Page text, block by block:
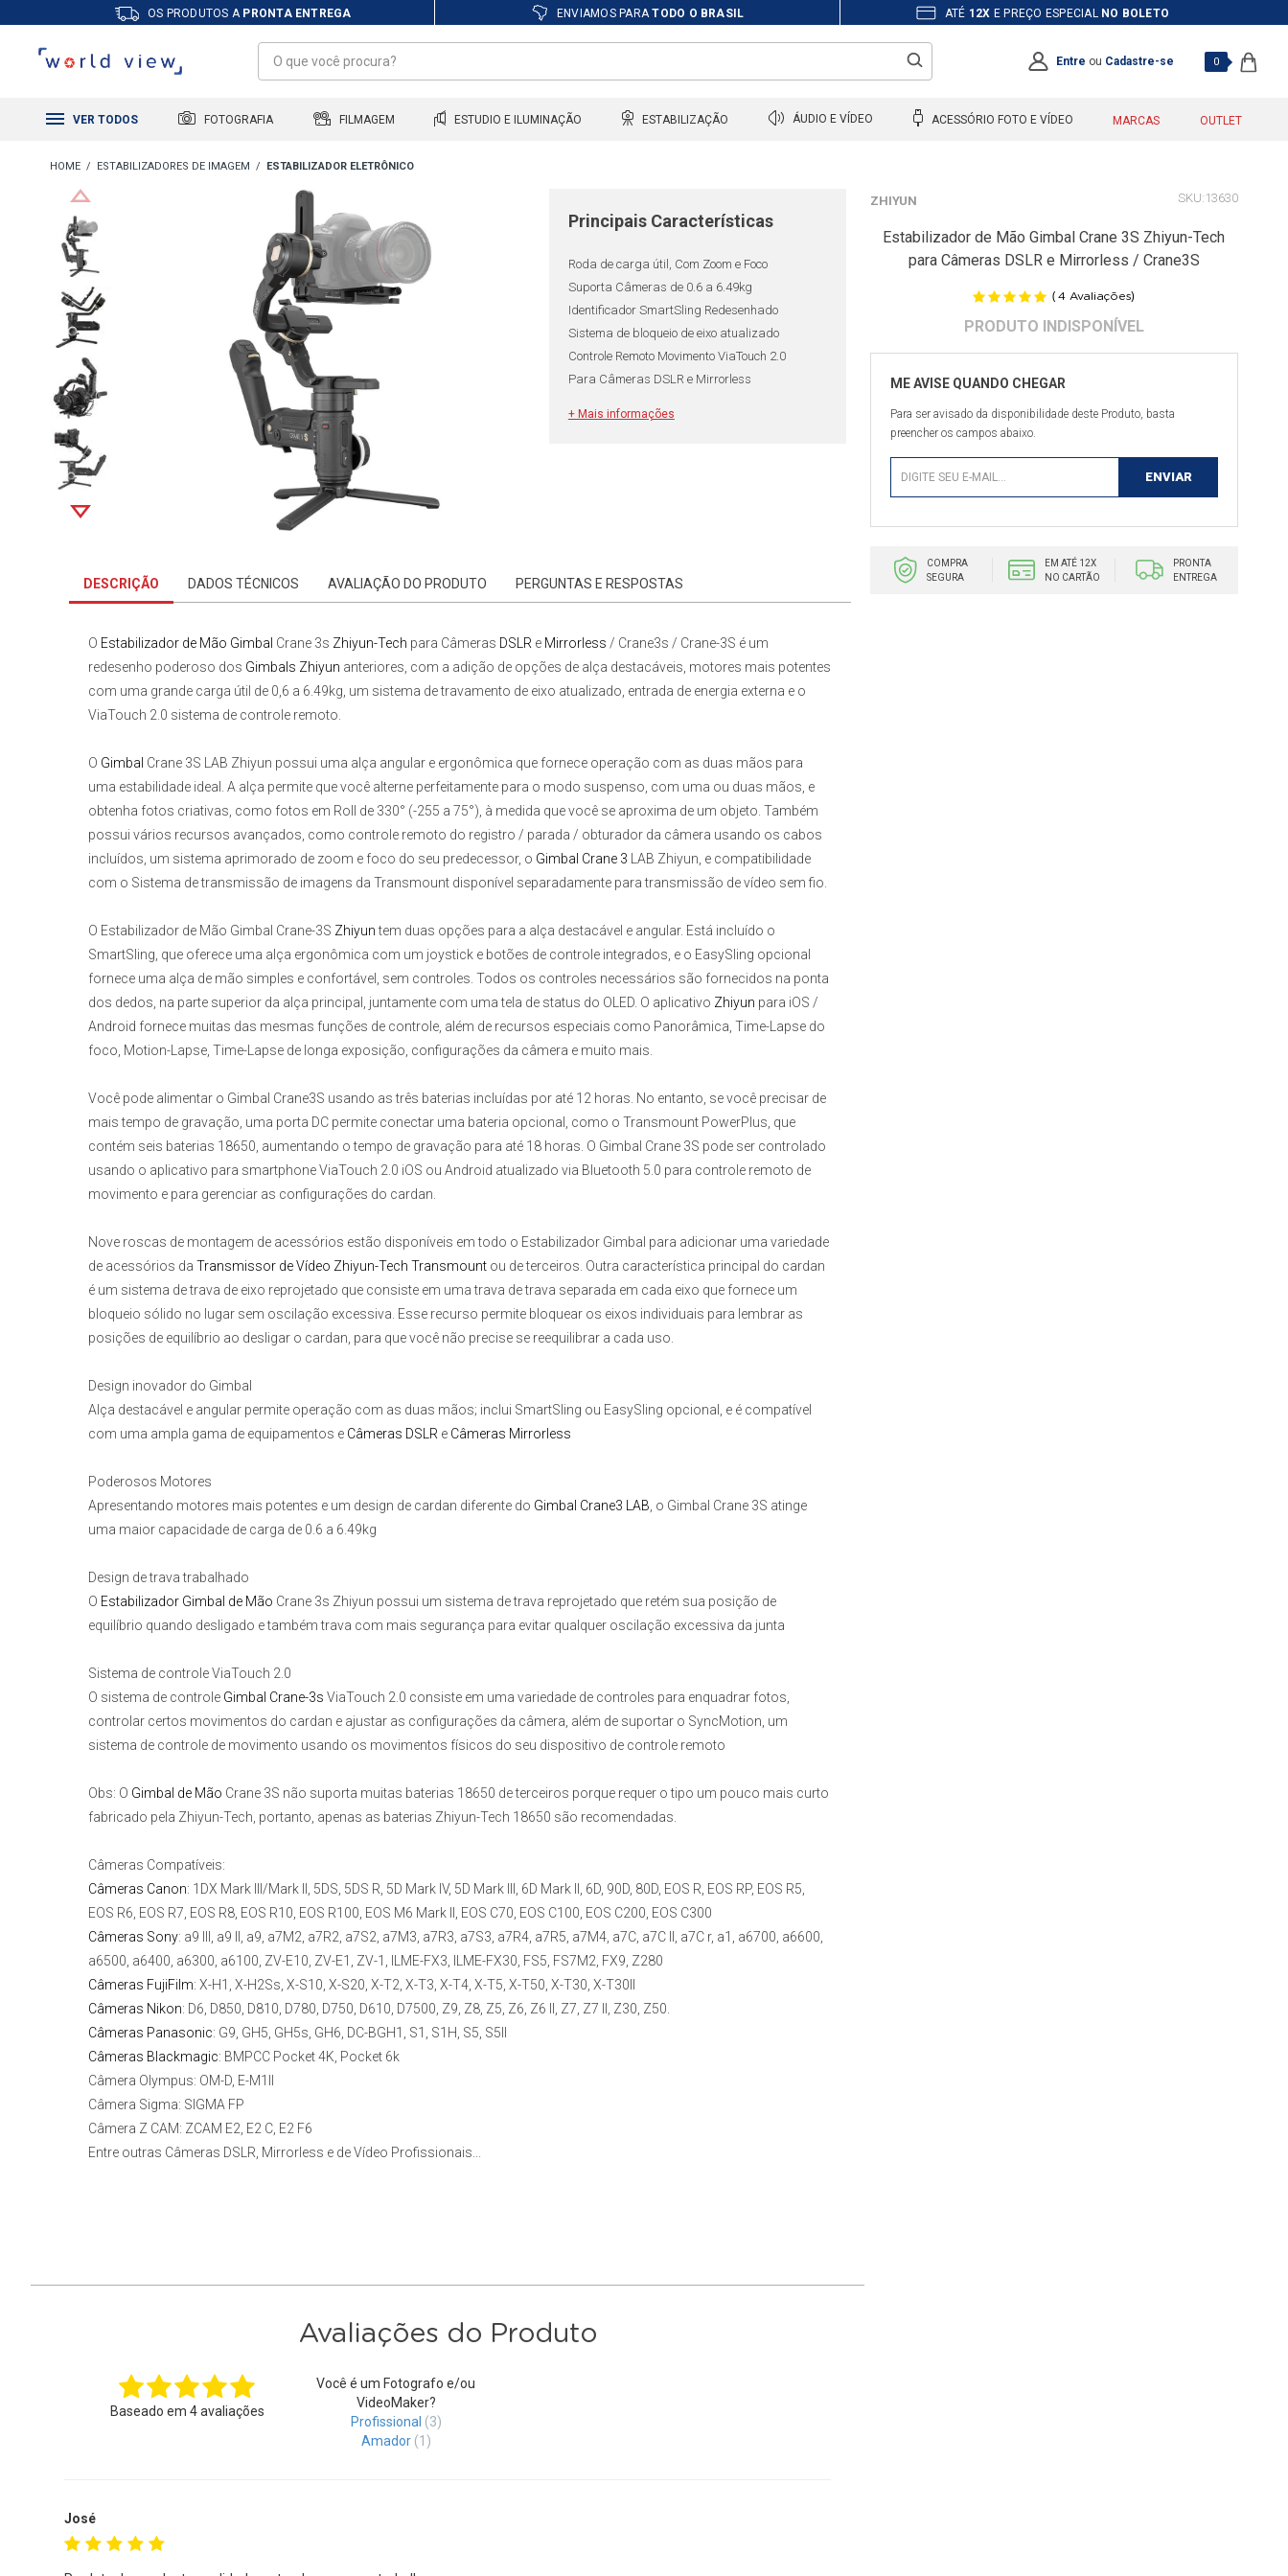
OS PRODUTOS A PRONTA ENTREGA ENVIAMOS PARATODO O BRASIL ATÉ 12X E PREÇO ESPECIAL NO BOLETO
Entre ou Cadastre-se 0
VER TODOS FOTOGRAFIA FILMAGEM ESTUDIO E ILUMINAÇÃO ESTABILIZAÇÃO ÁUDIO E VÍDEO ACESSÓRIO FOTO E VÍDEO MARCAS OUTLET
ESTABILIZADORES DE IMAGEM ESTABILIZADOR ELETRÔNICO
Principais Características
Roda de carga útil, Com Zoom e Foco
Suporta Câmeras de 0.6 a 6.49kg
Identificador SmartSling Redesenhado
Sistema de bloqueio de eixo atualizado
Controle Remoto Movimento ViaTouch 2.0
Para Câmeras DSLR e Mirrorless
+ Mais informações
ZHIYUN 13630
Estabilizador de Mão Gimbal Crane 3S Zhiyun-Tech
para Câmeras DSLR e Mirrorless / Crane3S
(4 Avaliações)
Para ser avisado da disponibilidade deste Produto, basta
preencher os campos abaixo.
COMPRA
SEGURA
EM ATÉ 12X
NO CARTÃO
PRONTA
ENTREGA
DESCRIÇÃO DADOS TÉCNICOS AVALIAÇÃO DO PRODUTO PERGUNTAS E RESPOSTAS
O Estabilizador de Mão Gimbal Crane 3s Zhiyun-Tech para Câmeras DSLR e Mirrorless / Crane3s / Crane-3S é um
redesenho poderoso dos Gimbals Zhiyun anteriores, com a adição de opções de alça destacáveis, motores mais potentes
com uma grande carga útil de 0,6 a 6.49kg, um sistema de travamento de eixo atualizado, entrada de energia externa e o
ViaTouch 2.0 sistema de controle remoto.
O Gimbal Crane 3S LAB Zhiyun possui uma alça angular e ergonômica que fornece operação com as duas mãos para
uma estabilidade ideal. A alça permite que você alterne perfeitamente para o modo suspenso, com uma ou duas mãos, e
obtenha fotos criativas, como fotos em Roll de 330° (-255 a 75°), à medida que você se aproxima de um objeto. Também
possui vários recursos avançados, como controle remoto do registro / parada / obturador da câmera usando os cabos
incluídos, um sistema aprimorado de zoom e foco do seu predecessor, o Gimbal Crane 3 LAB Zhiyun , e compatibilidade
com o Sistema de transmissão de imagens da Transmount disponível separadamente para transmissão de vídeo sem fio.
O Estabilizador de Mão Gimbal Crane-3S Zhiyuntem duas opções para a alça destacável e angular. Está incluído o
SmartSling, que oferece uma alça ergonômica com um joystick e botões de controle integrados, e o EasySling opcional
fornece uma alça de mão simples e confortável, sem controles. Todos os controles necessários são fornecidos na ponta
dos dedos, na parte superior da alça principal, juntamente com uma tela de status do OLED. O aplicativo Zhiyun para iOS /
Android fornece muitas das mesmas funções de controle, além de recursos especiais como Panorâmica, Time-Lapse do
foco, Motion-Lapse, Time-Lapse de longa exposição, configurações da câmera e muito mais.
Você pode alimentar o Gimbal Crane3S usando as três baterias incluídas por até 12 horas. No entanto, se você precisar de
mais tempo de gravação, uma porta DC permite conectar uma bateria opcional, como o Transmount PowerPlus, que
contém seis baterias 18650, aumentando o tempo de gravação para até 18 horas. O Gimbal Crane 3S pode ser controlado
usando o aplicativo para smartphone ViaTouch 2.0 iOS ou Android atualizado via Bluetooth 5.0 para controle remoto de
movimento e para gerenciar as configurações do cardan.
Nove roscas de montagem de acessórios estão disponíveis em todo o Estabilizador Gimbal para adicionar uma variedade
de acessórios da Transmissor de Vídeo Zhiyun-Tech Transmount ou de terceiros. Outra característica principal do cardan
é um sistema de trava de eixo reprojetado que consiste em uma trava de trava separada em cada eixo que fornece um
bloqueio sólido no lugar sem oscilação excessiva. Esse recurso permite bloquear os eixos individuais para lembrar as
posições de equilíbrio ao desligar o cardan, para que você não precise se reequilibrar a cada uso.
Design inovador do Gimbal
Alça destacável e angular permite operação com as duas mãos; inclui SmartSling ou EasySling opcional, e é compatível
com uma ampla gama de equipamentos e Câmeras DSLR e Câmeras Mirrorless
Poderosos Motores
Apresentando motores mais potentes e um design de cardan diferente do Gimbal Crane3 LAB , o Gimbal Crane 3S atinge
uma maior capacidade de carga de 0.6 a 6.49kg
Design de trava trabalhado
O Estabilizador Gimbal de Mão Crane 3s Zhiyun possui um sistema de trava reprojetado que retém sua posição de
equilíbrio quando desligado e também trava com mais segurança para evitar qualquer oscilação excessiva da junta
Sistema de controle ViaTouch 2.0
O sistema de controle Gimbal Crane-3s ViaTouch 2.0 consiste em uma variedade de controles para enquadrar fotos,
controlar certos movimentos do cardan e ajustar as configurações da câmera, além de suportar o SyncMotion, um
sistema de controle de movimento usando os movimentos físicos do seu dispositivo de controle remoto
Obs: O Gimbal de Mão Crane 3S não suporta muitas baterias 18650 de terceiros porque requer o tipo um pouco mais curto
fabricado pela Zhiyun-Tech, portanto, apenas as baterias Zhiyun-Tech 18650 são recomendadas.
Câmeras Compatíveis:
Câmeras Canon: 1DX Mark III/Mark II, 5DS, 5DS R, 5D Mark IV, 5D Mark III, 6D Mark II, 6D, 90D, 80D, EOS R, EOS RP, EOS R5,
EOS R6, EOS R7, EOS R8, EOS R10, EOS R100, EOS M6 Mark II, EOS C70, EOS C100, EOS C200, EOS C300
Câmeras Sony: a9 III, a9 II, a9, a7M2, a7R2, a7S2, a7M3, a7R3, a7S3, a7R4, a7R5, a7M4, a7C, a7C II, a7C r, a1, a6700, a6600,
a6500, a6400, a6300, a6100, ZV-E10, ZV-E1, ZV-1, ILME-FX3, ILME-FX30, FS5, FS7M2, FX9, Z280
Câmeras FujiFilm: X-H1, X-H2Ss, X-S10, X-S20, X-T2, X-T3, X-T4, X-T5, X-T50, X-T30, X-T30II
Câmeras Nikon: D6, D850, D810, D780, D750, D610, D7500, Z9, Z8, Z5, Z6, Z6 II, Z7, Z7 II, Z30, Z50.
Câmeras Panasonic: G9, GH5, GH5s, GH6, DC-BGH1, S1, S1H, S5, S5II
Câmeras Blackmagic: BMPCC Pocket 4K, Pocket 6k
Câmera Olympus: OM-D, E-M1II
Câmera Sigma: SIGMA FP
Câmera Z CAM: ZCAM E2, E2 C, E2 F6
Entre outras Câmeras DSLR, Mirrorless e de Vídeo Profissionais...
Avaliações do Produto
Baseado em 4avaliações
Você é um Fotografo e/ou
VideoMaker?
Profissional (3)
Amador (1)
José